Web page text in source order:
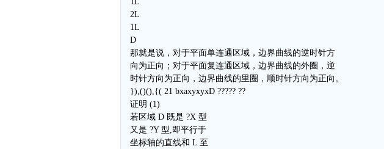
2L
1L
D
那就是说，对于平面单连通区域，边界曲线的逆时针方
向为正向；对于平面复连通区域，边界曲线的外圈，逆
时针方向为正向，边界曲线的里圈，顺时针方向为正向。
}),()(),{( 21 bxaxyxyxD ????? ??
证明 (1)
若区域 D 既是 ?X 型
又是 ?Y 型,即平行于
坐标轴的直线和 L 至